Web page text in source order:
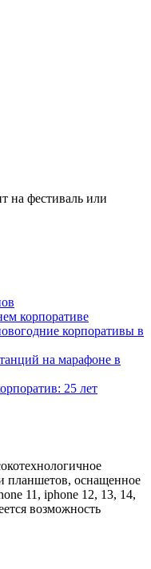
на фестиваль или
корпоративе
корпоративы в
на марафоне в
25 лет
планшетов, оснащенное
11, iphone 12, 13, 14,
возможность